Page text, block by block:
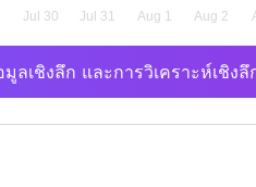
เชิงลึก และการวิเคราะห์เชิงลึ